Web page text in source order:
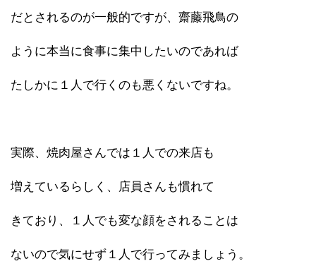
だとされるのが一般的ですが、齋藤飛鳥の
ように本当に食事に集中したいのであれば
たしかに１人で行くのも悪くないですね。
実際、焼肉屋さんでは１人での来店も
増えているらしく、店員さんも慣れて
きており、１人でも変な顔をされることは
ないので気にせず１人で行ってみましょう。